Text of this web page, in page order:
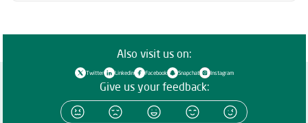
Also visit us on:
Twitter Linkedin Facebook Snapchat Instagram
Give us your feedback: